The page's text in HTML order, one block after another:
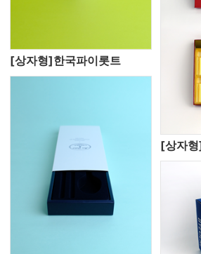
[상자형]한국파이롯트
[상자